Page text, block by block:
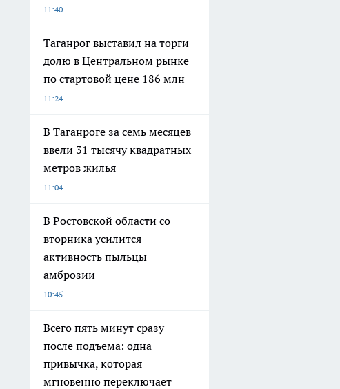
11:40
Таганрог выставил на торги
долю в Центральном рынке
по стартовой цене 186 млн
11:24
В Таганроге за семь месяцев
ввели 31 тысячу квадратных
метров жилья
11:04
В Ростовской области со
вторника усилится
активность пыльцы
амброзии
10:45
Всего пять минут сразу
после подъема: одна
привычка, которая
мгновенно переключает